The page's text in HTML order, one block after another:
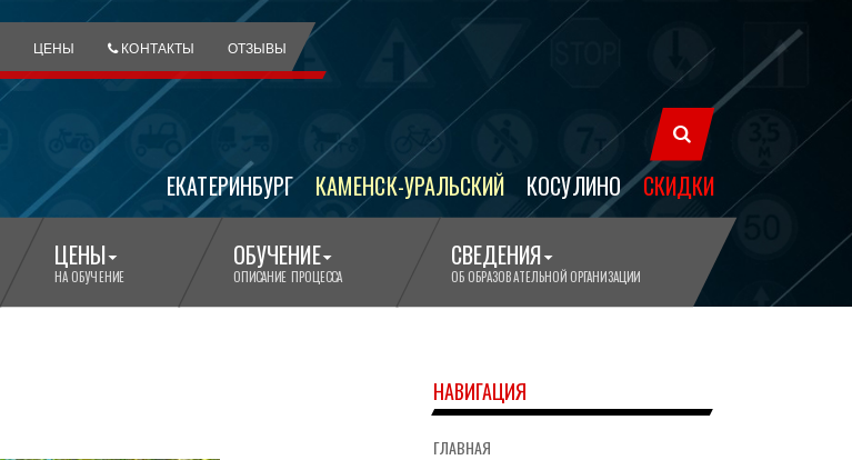
ЦЕНЫ КОНТАКТЫ ОТЗЫВЫ
ЦЕНЫ
НА ОБУЧЕНИЕ
ОБУЧЕНИЕ
ОПИСАНИЕ ПРОЦЕССА
СВЕДЕНИЯ
ОБ ОБРАЗОВАТЕЛЬНОЙ ОРГАНИЗАЦИИ
ЕКАТЕРИНБУРГ КАМЕНСК-УРАЛЬСКИЙ КОСУЛИНО СКИДКИ
НАВИГАЦИЯ
ГЛАВНАЯ